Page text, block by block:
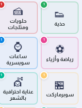
👟
حذية
1
🍰
حلويات
ومثلجات
1
⚽
رياضة وأزياء
1
⌚
ساعات
سويسرية
1
🏪
سوبرماركت
1
💇
عناية احترافية
بالشعر
1